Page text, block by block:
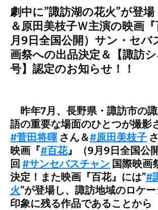
キ
ッ
プ
劇中に”諏訪湖の花火”が登
＆原田美枝子Ｗ主演の映画
月9日全国公開）サン・セバ
画祭への出品決定＆【諏訪
号】認定のお知らせ！！
昨年7月、長野県・諏訪市の
語の重要な場面のひとつが撮影
#菅田将暉 さん＆#原田美枝子
映画『#百花』（9月9日全国公
回 #サンセバスチャン 国際映画
決定！また映画『百花』には”#
火”が登場し、諏訪地域のロケー
印象に残る作品であることから